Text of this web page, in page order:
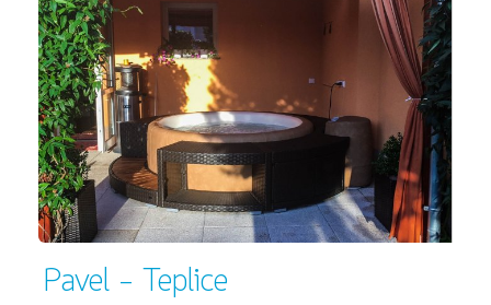
Pavel - Teplice